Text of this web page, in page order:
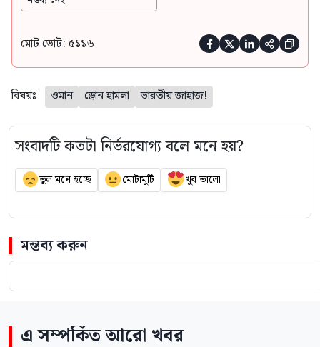
মোট ভোট: ৫১১৬     
বিষয়ঃ ওমান ড্রোন হামলা ভারতীয় জাহাজ!
সংবাদটি কতটা নির্ভরযোগ্য বলে মনে হয়?
ভুল মনে হচ্ছে মোটামুটি খুব ভালো
মন্তব্য করুন
এ সম্পর্কিত আরো খবর